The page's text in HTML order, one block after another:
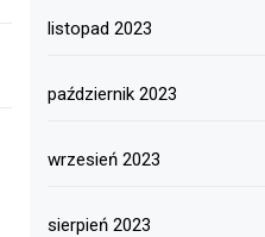
listopad 2023
październik 2023
wrzesień 2023
sierpień 2023